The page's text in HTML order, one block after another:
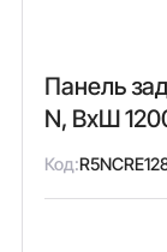
Панель
N, ВхШ
Код: